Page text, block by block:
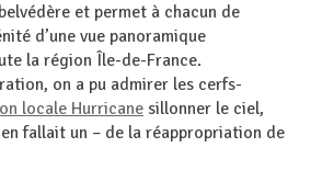
et permet à chacun de
d’une vue panoramique
la région Île-de-France.
on a pu admirer les cerfs-
locale Hurricane sillonner le ciel,
fallait un – de la réappropriation de